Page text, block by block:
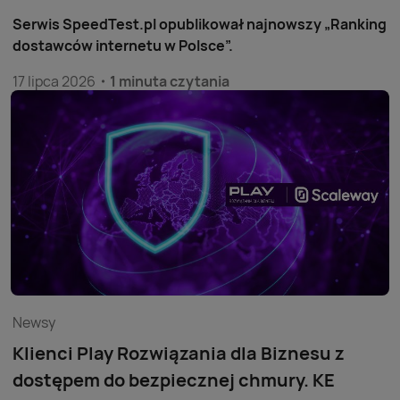
Serwis SpeedTest.pl opublikował najnowszy „Ranking
dostawców internetu w Polsce”.
17 lipca 2026
1 minuta czytania
Newsy
Klienci Play Rozwiązania dla Biznesu z
dostępem do bezpiecznej chmury. KE